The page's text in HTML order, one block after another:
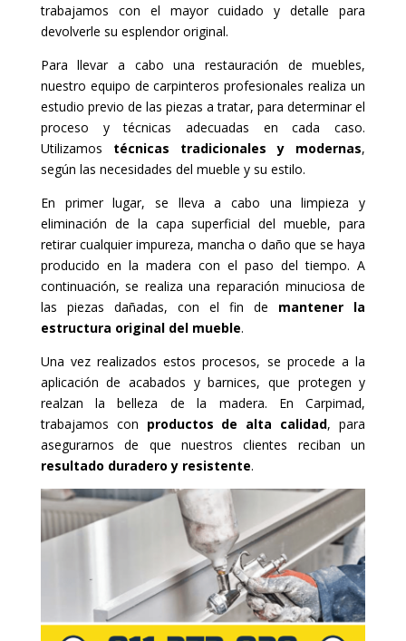
trabajamos con el mayor cuidado y detalle para
devolverle su esplendor original.
Para llevar a cabo una restauración de muebles,
nuestro equipo de carpinteros profesionales realiza un
estudio previo de las piezas a tratar, para determinar el
proceso y técnicas adecuadas en cada caso.
Utilizamos técnicas tradicionales y modernas,
según las necesidades del mueble y su estilo.
En primer lugar, se lleva a cabo una limpieza y
eliminación de la capa superficial del mueble, para
retirar cualquier impureza, mancha o daño que se haya
producido en la madera con el paso del tiempo. A
continuación, se realiza una reparación minuciosa de
las piezas dañadas, con el fin de mantener la
estructura original del mueble.
Una vez realizados estos procesos, se procede a la
aplicación de acabados y barnices, que protegen y
realzan la belleza de la madera. En Carpimad,
trabajamos con productos de alta calidad, para
asegurarnos de que nuestros clientes reciban un
resultado duradero y resistente.